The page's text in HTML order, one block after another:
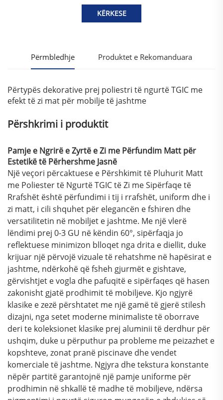
KËRKESE
Përmbledhje Produktet e Rekomanduara
Përtypës dekorative prej poliestri të ngurtë TGIC me
efekt të zi mat për mobilje të jashtme
Përshkrimi i produktit
Pamje e Ngrirë e Zyrtë e Zi me Përfundim Matt për
Estetikë të Përhershme Jasnë
Një veçori përcaktuese e Përshkimit të Pluhurit Matt
me Poliester të Ngurtë TGIC të Zi me Sipërfaqe të
Rrafshët është përfundimi i tij i rrafshët, uniform dhe i
zi matt, i cili shquhet për elegancën e fshiren dhe
versatilitetin në mobiljet e jashtme. Me një vlerë
lëndimi prej 0-3 GU në këndin 60°, sipërfaqja jo
reflektuese minimizon blloqet nga drita e diellit, duke
krijuar një përvojë vizuale të rehatshme në hapësirat e
jashtme, ndërkohë që fsheh gjurmët e gishtave,
gërvishtjet e vogla dhe pafuqitë e sipërfaqes që hasen
zakonisht gjatë prodhimit të mobiljeve. Kjo ngjyrë
klasike e zezë përshtatet me një gamë të gjerë stilesh
dizajni, nga setet moderne minimaliste të oborrave
deri te koleksionet klasike prej aluminii të derdhur për
ushqim, duke u përputhur pa probleme me peizazhet e
kopshteve, zonat pranë piscinave dhe vendet
komerciale të jashtme. Ngjyra dhe tekstura konstante
nëpër partitë garantojnë një pamje uniforme për
prodhimin në shkallë të madhe të mobiljeve, ndërsa